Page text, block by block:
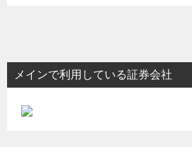
メインで利用している証券会社